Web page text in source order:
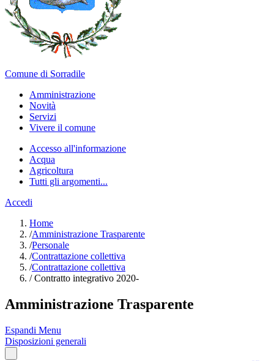
Comune di Sorradile
Amministrazione
Novità
Servizi
Vivere il comune
Accesso all'informazione
Acqua
Agricoltura
Tutti gli argomenti...
Accedi
Home
/Amministrazione Trasparente
/Personale
/Contrattazione collettiva
/Contrattazione collettiva
/Contratto integrativo 2020-
Amministrazione Trasparente
Espandi Menu
Disposizioni generali